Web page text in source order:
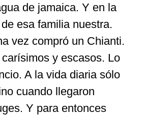
de jamaica. Y en la
esa familia nuestra.
vez compró un Chianti.
y escasos. Lo
A la vida diaria sólo
cuando llegaron
Y para entonces